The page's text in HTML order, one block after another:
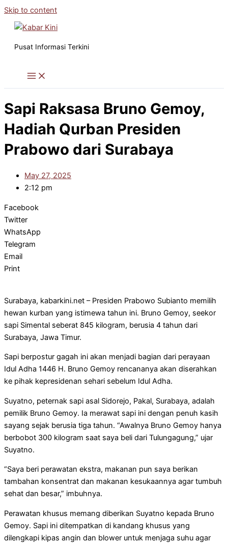
Skip to content
Pusat Informasi Terkini
Sapi Raksasa Bruno Gemoy,
Hadiah Qurban Presiden
Prabowo dari Surabaya
May 27, 2025
2:12 pm
Facebook
Twitter
WhatsApp
Telegram
Email
Print
Surabaya, kabarkini.net – Presiden Prabowo Subianto memilih
hewan kurban yang istimewa tahun ini. Bruno Gemoy, seekor
sapi Simental seberat 845 kilogram, berusia 4 tahun dari
Surabaya, Jawa Timur.
Sapi berpostur gagah ini akan menjadi bagian dari perayaan
Idul Adha 1446 H. Bruno Gemoy rencananya akan diserahkan
ke pihak kepresidenan sehari sebelum Idul Adha.
Suyatno, peternak sapi asal Sidorejo, Pakal, Surabaya, adalah
pemilik Bruno Gemoy. Ia merawat sapi ini dengan penuh kasih
sayang sejak berusia tiga tahun. “Awalnya Bruno Gemoy hanya
berbobot 300 kilogram saat saya beli dari Tulungagung,” ujar
Suyatno.
“Saya beri perawatan ekstra, makanan pun saya berikan
tambahan konsentrat dan makanan kesukaannya agar tumbuh
sehat dan besar,” imbuhnya.
Perawatan khusus memang diberikan Suyatno kepada Bruno
Gemoy. Sapi ini ditempatkan di kandang khusus yang
dilengkapi kipas angin dan blower untuk menjaga suhu agar